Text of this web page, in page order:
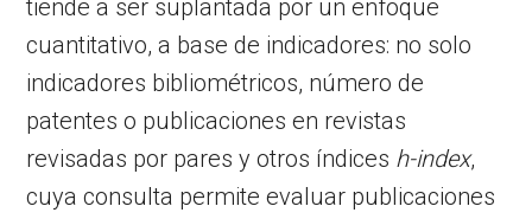
tiende a ser suplantada por un enfoque
cuantitativo, a base de indicadores: no solo
indicadores bibliométricos, número de
patentes o publicaciones en revistas
revisadas por pares y otros índices h-index,
cuya consulta permite evaluar publicaciones